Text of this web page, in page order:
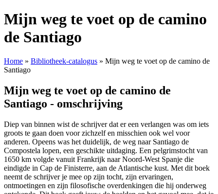
Mijn weg te voet op de camino
de Santiago
Home » Bibliotheek-catalogus » Mijn weg te voet op de camino de
Santiago
Mijn weg te voet op de camino de
Santiago - omschrijving
Diep van binnen wist de schrijver dat er een verlangen was om iets
groots te gaan doen voor zichzelf en misschien ook wel voor
anderen. Opeens was het duidelijk, de weg naar Santiago de
Compostela lopen, een geschikte uitdaging. Een pelgrimstocht van
1650 km volgde vanuit Frankrijk naar Noord-West Spanje die
eindigde in Cap de Finisterre, aan de Atlantische kust. Met dit boek
neemt de schrijver je mee op zijn tocht, zijn ervaringen,
ontmoetingen en zijn filosofische overdenkingen die hij onderweg